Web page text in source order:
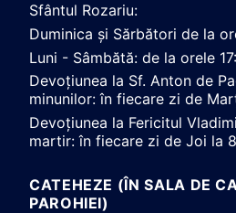
Sfântul Rozariu:
Duminica și Sărbători de la
Luni - Sâmbătă: de la orele
Devoțiunea la Sf. Anton de
minunilor: în fiecare zi de
Devoțiunea la Fericitul
martir: în fiecare zi de Joi la
CATEHEZE (ÎN SALA DE
PAROHIEI)